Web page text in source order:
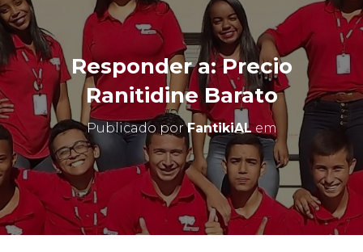
N
A
N
A
E
G
O
Responder a: Precio
Ranitidine Barato
Publicado porFantikiALem